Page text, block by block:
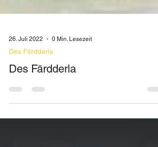
26. Juli 2022 0 Min. Lesezeit
Des Färdderla
Des Färdderla